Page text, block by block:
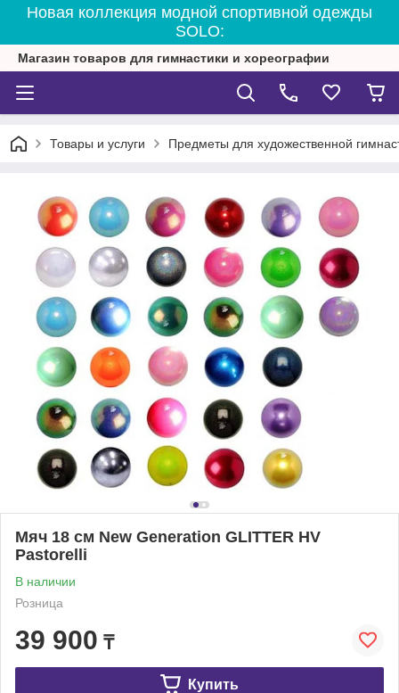
Новая коллекция модной спортивной одежды
SOLO:
Магазин товаров для гимнастики и хореографии
Товары и услуги Предметы для художественной
Мяч 18 см New Generation GLITTER HV
Pastorelli
В наличии
Розница
39 900 ₸
Купить